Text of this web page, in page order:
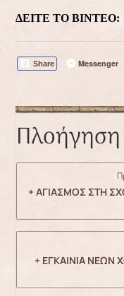
ΔΕΙΤΕ ΤΟ
Share Messenger
+ ΑΓΙΑΣΜΟΣ ΣΤΗ
+ ΕΓΚΑΙΝΙΑ ΝΕΩΝ